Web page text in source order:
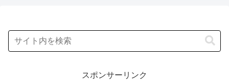
スポンサーリンク